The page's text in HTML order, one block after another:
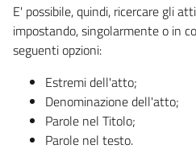
E' possibile, quindi, ricercare gli
impostando, singolarmente o in
seguenti opzioni:
Estremi dell'atto;
Denominazione dell'atto;
Parole nel Titolo;
Parole nel testo.